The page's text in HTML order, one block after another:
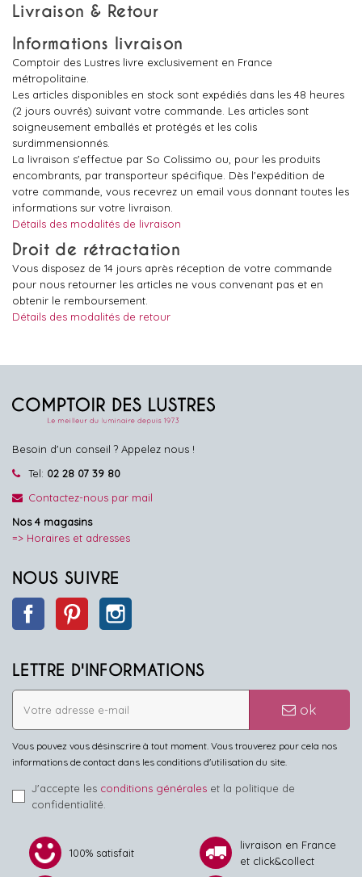
Livraison & Retour
Informations livraison
Comptoir des Lustres livre exclusivement en France
métropolitaine.
Les articles disponibles en stock sont expédiés dans les 48 heures
(2 jours ouvrés) suivant votre commande. Les articles sont
soigneusement emballés et protégés et les colis
surdimmensionnés.
La livraison s'effectue par So Colissimo ou, pour les produits
encombrants, par transporteur spécifique. Dès l'expédition de
votre commande, vous recevrez un email vous donnant toutes les
informations sur votre livraison.
Détails des modalités de livraison
Droit de rétractation
Vous disposez de 14 jours après réception de votre commande
pour nous retourner les articles ne vous convenant pas et en
obtenir le remboursement.
Détails des modalités de retour
Besoin d'un conseil ? Appelez nous !
Tel: 02 28 07 39 80
Contactez-nous par mail
Nos 4 magasins
=> Horaires et adresses
NOUS SUIVRE
Facebook Pinterest
LETTRE D'INFORMATIONS
ok
Vous pouvez vous désinscrire à tout moment. Vous trouverez pour cela nos
informations de contact dans les conditions d'utilisation du site.
J'accepte les conditions générales et la politique de
confidentialité.
100% satisfait
livraison en France
et click&collect